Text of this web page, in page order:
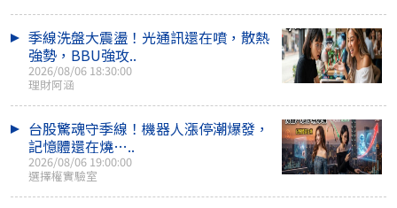
季線洗盤大震盪！光通訊還在噴，散熱
強勢，BBU強攻..
2026/08/06 18:30:00
理財阿涵
台股驚魂守季線！機器人漲停潮爆發，
記憶體還在燒…..
2026/08/06 19:00:00
選擇權實驗室